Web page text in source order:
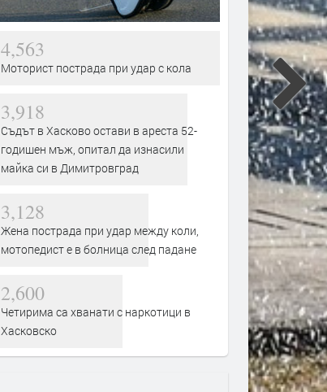
4,563
Моторист пострада при удар с кола
3,918
Съдът в Хасково остави в ареста 52-
годишен мъж, опитал да изнасили
майка си в Димитровград
3,128
Жена пострада при удар между коли,
мотопедист е в болница след падане
2,600
Четирима са хванати с наркотици в
Хасковско